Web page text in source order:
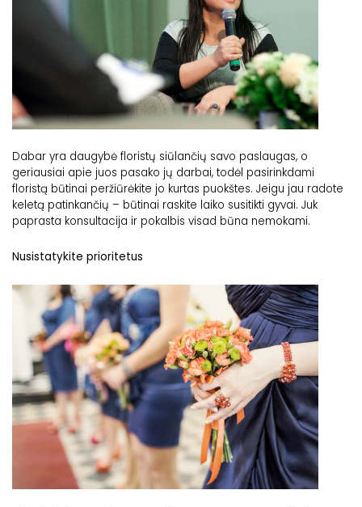
Dabar yra daugybė floristų siūlančių savo paslaugas, o
geriausiai apie juos pasako jų darbai, todėl pasirinkdami
floristą būtinai peržiūrėkite jo kurtas puokštes. Jeigu jau radote
keletą patinkančių – būtinai raskite laiko susitikti gyvai. Juk
paprasta konsultacija ir pokalbis visad būna nemokami.
Nusistatykite prioritetus